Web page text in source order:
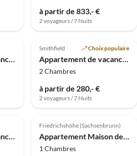
à partir de 833,- €
2 voyageurs / 7 Nuits
Appartement de vacances dans la station balnéaire
Smithfield Choix populaire
Appartement de vacances Maison d'Appartements Hackbarth
2 Chambres
à partir de 280,- €
2 voyageurs / 7 Nuits
Appartement de vacances pour 4 personnes à Suhl
Friedrichshöhe (Sachsenbrunn)
Appartement Maison de vacances avec terrasse
1 Chambres